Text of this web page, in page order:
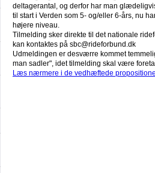
deltagerantal, og derfor har man
til start i Verden som 5- og/eller 6-års, nu
højere niveau.
Tilmelding sker direkte til det nationale
kan kontaktes på sbc@rideforbund.dk
Udmeldingen er desværre kommet
man sadler", idet tilmelding skal være
Læs nærmere i de vedhæftede